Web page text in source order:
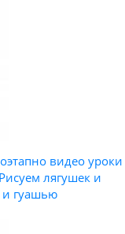
видео уроки
лягушек и
и гуашью